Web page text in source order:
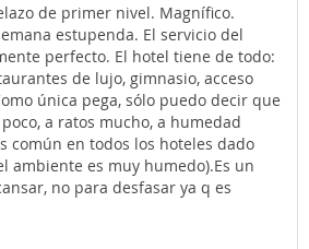
de primer nivel. Magnífico.
estupenda. El servicio del
perfecto. El hotel tiene de todo:
de lujo, gimnasio, acceso
única pega, sólo puedo decir que
a ratos mucho, a humedad
común en todos los hoteles dado
ambiente es muy humedo).Es un
no para desfasar ya q es